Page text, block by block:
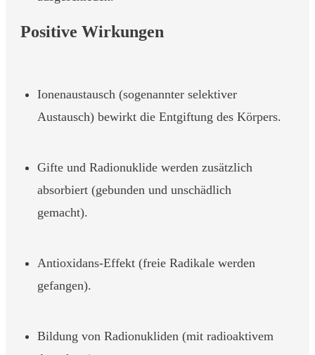
Positive Wirkungen
Ionenaustausch (sogenannter selektiver
Austausch) bewirkt die Entgiftung des Körpers.
Gifte und Radionuklide werden zusätzlich
absorbiert (gebunden und unschädlich
gemacht).
Antioxidans-Effekt (freie Radikale werden
gefangen).
Bildung von Radionukliden (mit radioaktivem